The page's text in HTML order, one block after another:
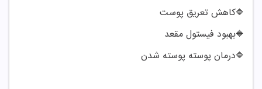
🔷کاهش تعریق پوست
🔷بهبود فیستول مقعد
🔷درمان پوسته پوسته شدن